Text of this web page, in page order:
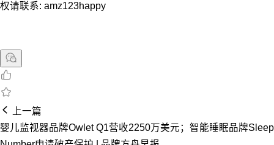
权请联系: amz123happy
上一篇
婴儿监视器品牌Owlet Q1营收2250万美元；智能睡眠品牌Sleep